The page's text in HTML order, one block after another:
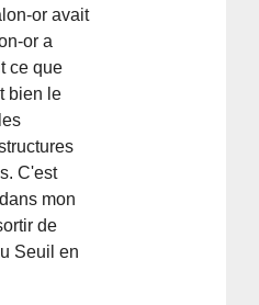
or avait
or a
ce que
bien le
C'est
mon
de
Seuil en